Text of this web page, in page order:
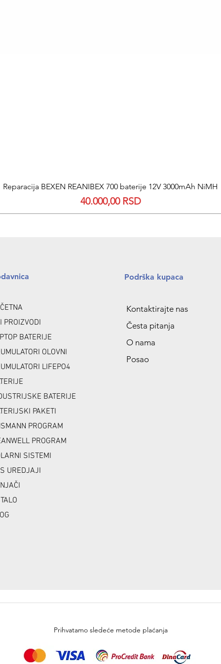
Reparacija BEXEN REANIBEX 700 baterije 12V 3000mAh NiMH
Price
40.000,00 RSD
PROIZVODI
BATERIJE
OLOVNI
LIFEPO4
BATERIJE
PAKETI
PROGRAM
PROGRAM
SISTEMI
UREDJAJI
Podrška kupaca
Kontaktirajte nas
Česta pitanja
O nama
Posao
Prihvatamo sledeće metode plaćanja